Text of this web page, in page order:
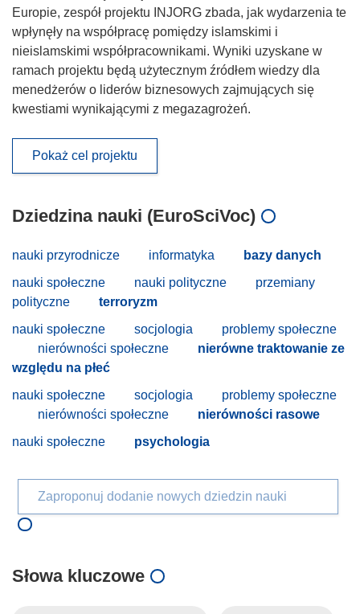
Europie, zespół projektu INJORG zbada, jak wydarzenia te
wpłynęły na współpracę pomiędzy islamskimi i
nieislamskimi współpracownikami. Wyniki uzyskane w
ramach projektu będą użytecznym źródłem wiedzy dla
menedżerów o liderów biznesowych zajmujących się
kwestiami wynikającymi z megazagrożeń.
Pokaż cel projektu
Dziedzina nauki (EuroSciVoc)
nauki przyrodnicze informatyka
bazy danych
nauki społeczne
nauki polityczne
przemiany
polityczne
terroryzm
nauki społeczne
socjologia
problemy społeczne
nierówności społeczne
nierówne traktowanie ze
względu na płeć
nauki społeczne
socjologia
problemy społeczne
nierówności społeczne
nierówności rasowe
nauki społeczne
psychologia
Zaproponuj dodanie nowych dziedzin nauki
Słowa kluczowe